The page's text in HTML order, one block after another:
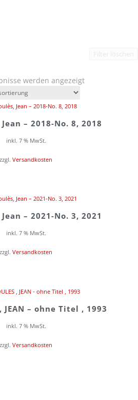
werden angezeigt
– 2018-No. 8, 2018
inkl. 7 % MwSt.
zzgl. Versandkosten
– 2021-No. 3, 2021
inkl. 7 % MwSt.
zzgl. Versandkosten
, JEAN – ohne Titel , 1993
inkl. 7 % MwSt.
zzgl. Versandkosten